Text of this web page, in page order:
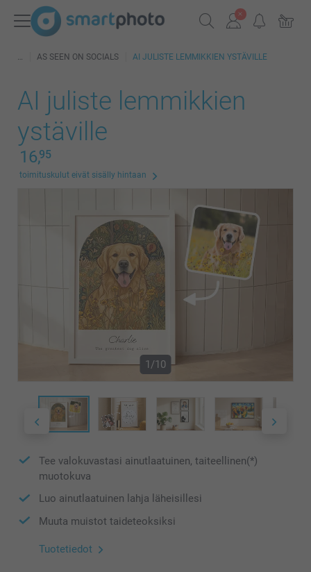
AS SEEN ON SOCIALS AI JULISTE LEMMIKKIEN YSTÄVILLE
AI juliste lemmikkien
ystäville
16,95
toimituskulut eivät sisälly hintaan
1/10
Tee valokuvastasi ainutlaatuinen, taiteellinen(*)
muotokuva
Luo ainutlaatuinen lahja läheisillesi
Muuta muistot taideteoksiksi
Tuotetiedot